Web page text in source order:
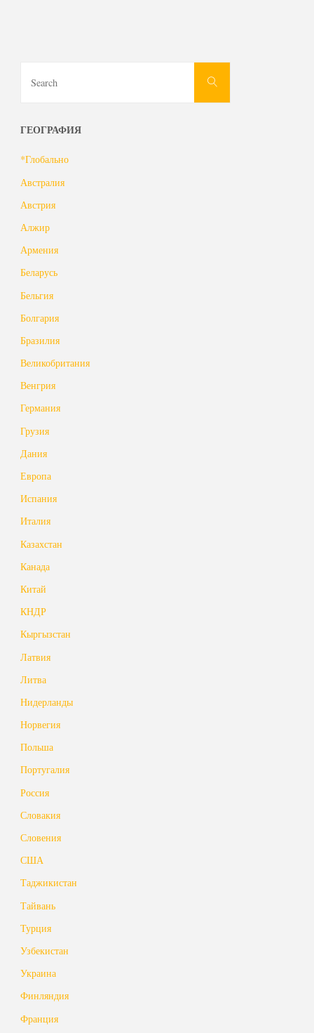
Search
ГЕОГРАФИЯ
*Глобально
Австралия
Австрия
Алжир
Армения
Беларусь
Бельгия
Болгария
Бразилия
Великобритания
Венгрия
Германия
Грузия
Дания
Европа
Испания
Италия
Казахстан
Канада
Китай
КНДР
Кыргызстан
Латвия
Литва
Нидерланды
Норвегия
Польша
Португалия
Россия
Словакия
Словения
США
Таджикистан
Тайвань
Турция
Узбекистан
Украина
Финляндия
Франция